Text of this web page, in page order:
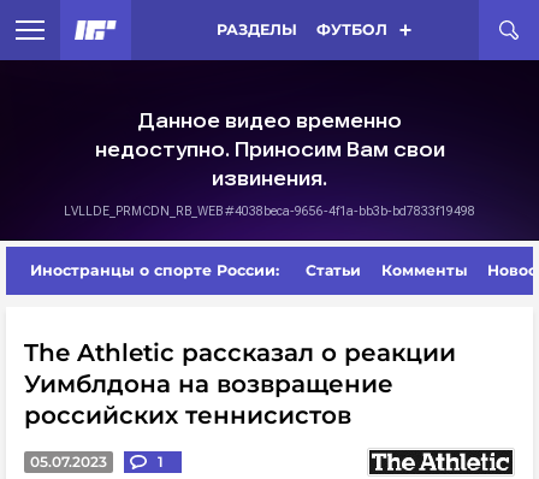
РАЗДЕЛЫ ФУТБОЛ
Иностранцы о спорте России: Статьи Комменты
The Athletic рассказал о реакции
Уимблдона на возвращение
российских теннисистов
05.07.2023 1